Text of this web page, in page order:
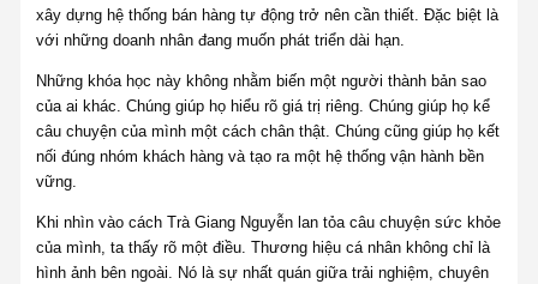
xây dựng hệ thống bán hàng tự động trở nên cần thiết. Đặc biệt là
với những doanh nhân đang muốn phát triển dài hạn.
Những khóa học này không nhằm biến một người thành bản sao
của ai khác. Chúng giúp họ hiểu rõ giá trị riêng. Chúng giúp họ kể
câu chuyện của mình một cách chân thật. Chúng cũng giúp họ kết
nối đúng nhóm khách hàng và tạo ra một hệ thống vận hành bền
vững.
Khi nhìn vào cách Trà Giang Nguyễn lan tỏa câu chuyện sức khỏe
của mình, ta thấy rõ một điều. Thương hiệu cá nhân không chỉ là
hình ảnh bên ngoài. Nó là sự nhất quán giữa trải nghiệm, chuyên